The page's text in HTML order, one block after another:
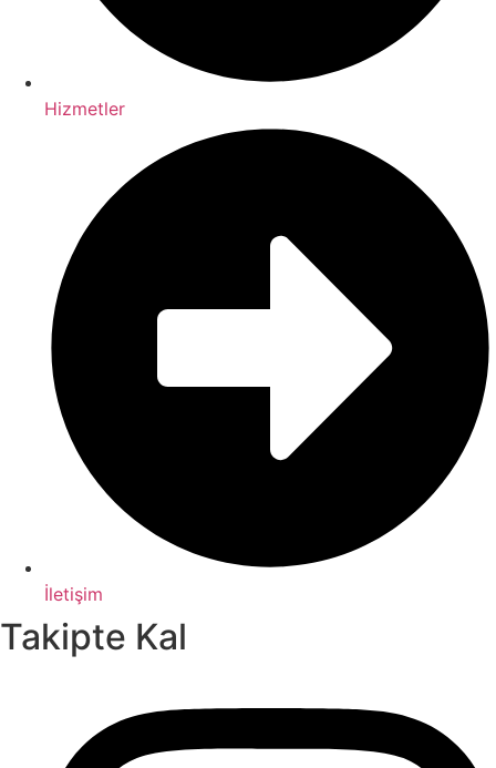
Hizmetler
İletişim
Takipte Kal